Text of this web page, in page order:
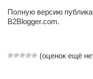
Режиссёры
Анна Гидора
Полную версию
B2Blogger.com.
(оценок ещё